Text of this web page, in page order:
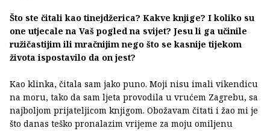
Što ste čitali kao tinejdžerica? Kakve knjige? I koliko su
one utjecale na Vaš pogled na svijet? Jesu li ga učinile
ružičastijim ili mračnijim nego što se kasnije tijekom
života ispostavilo da on jest?
Kao klinka, čitala sam jako puno. Moji nisu imali vikendicu
na moru, tako da sam ljeta provodila u vrućem Zagrebu, sa
najboljom prijateljicom knjigom. Obožavam čitati i žao mi je
što danas teško pronalazim vrijeme za moju omiljenu